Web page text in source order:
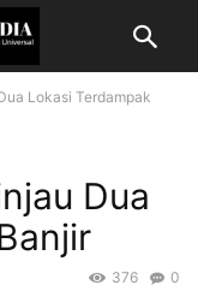
Lokasi Terdampak
Dua
0
376